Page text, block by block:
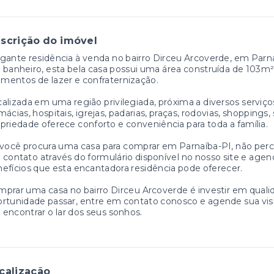
do imóvel
residência à venda no bairro Dirceu Arcoverde, em
esta bela casa possui uma área construída de
de lazer e confraternização.
em uma região privilegiada, próxima a diversos
hospitais, igrejas, padarias, praças, rodovias,
oferece conforto e conveniência para toda a família.
procura uma casa para comprar em Parnaíba-PI, não
contato através do formulário disponível no nosso site e
que esta encantadora residência pode oferecer.
uma casa no bairro Dirceu Arcoverde é investir em
passar, entre em contato conosco e agende sua
encontrar o lar dos seus sonhos.